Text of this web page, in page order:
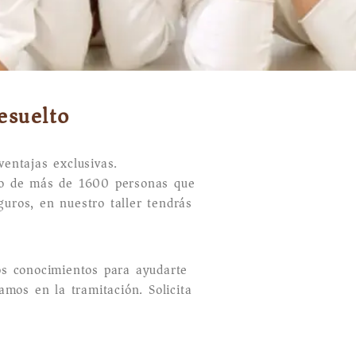
exclusivas.
más de 1600 personas que
en nuestro taller tendrás
conocimientos para ayudarte
en la tramitación. Solicita